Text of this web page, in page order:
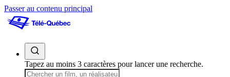
Passer au contenu principal
Tapez au moins 3 caractères pour lancer une recherche.